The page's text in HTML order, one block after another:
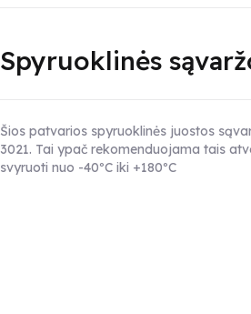
Spyruoklinės
Šios patvarios spyruoklinės juostos
3021. Tai ypač rekomenduojama tais
svyruoti nuo -40ºC iki +180ºC